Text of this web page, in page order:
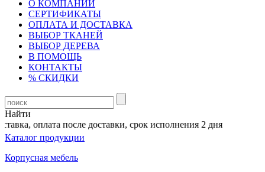
О КОМПАНИИ
СЕРТИФИКАТЫ
ОПЛАТА И ДОСТАВКА
ВЫБОР ТКАНЕЙ
ВЫБОР ДЕРЕВА
В ПОМОЩЬ
КОНТАКТЫ
% СКИДКИ
Найти
оплата после доставки, срок исполнения 2 дня
Каталог продукции
Корпусная мебель